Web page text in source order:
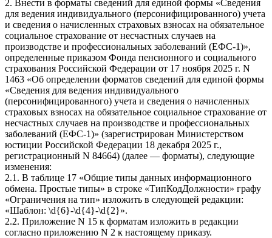
2. Внести в форматы сведений для единой формы «Сведения
для ведения индивидуального (персонифицированного) учета
и сведения о начисленных страховых взносах на обязательное
социальное страхование от несчастных случаев на
производстве и профессиональных заболеваний (ЕФС-1)»,
определенные приказом Фонда пенсионного и социального
страхования Российской Федерации от 17 ноября 2025 г. N
1463 «Об определении форматов сведений для единой формы
«Сведения для ведения индивидуального
(персонифицированного) учета и сведения о начисленных
страховых взносах на обязательное социальное страхование от
несчастных случаев на производстве и профессиональных
заболеваний (ЕФС-1)» (зарегистрирован Министерством
юстиции Российской Федерации 18 декабря 2025 г.,
регистрационный N 84664) (далее — форматы), следующие
изменения:
2.1. В таблице 17 «Общие типы данных информационного
обмена. Простые типы» в строке «ТипКодДолжности» графу
«Ограничения на тип» изложить в следующей редакции:
«Шаблон: \d{6}-\d{4}-\d{2}».
2.2. Приложение N 15 к форматам изложить в редакции
согласно приложению N 2 к настоящему приказу.